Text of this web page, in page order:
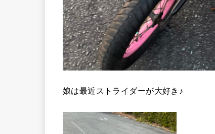
娘は最近ストライダーが大好き♪